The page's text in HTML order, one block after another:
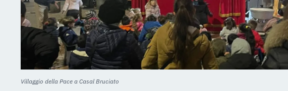
Villaggio della Pace a Casal Bruciato